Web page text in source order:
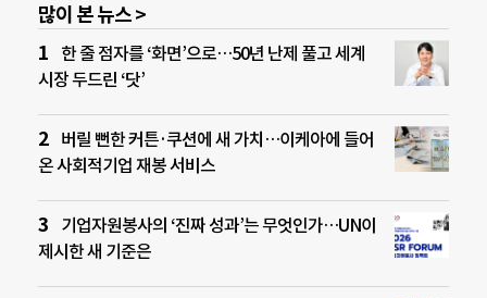
많이 본 뉴스 >
한 줄 점자를 ‘화면’으로…50년 난제 풀고 세계
시장 두드린 ‘닷’
버릴 뻔한 커튼·쿠션에 새 가치…이케아에 들어
온 사회적기업 재봉 서비스
기업자원봉사의 ‘진짜 성과’는 무엇인가…UN이
제시한 새 기준은